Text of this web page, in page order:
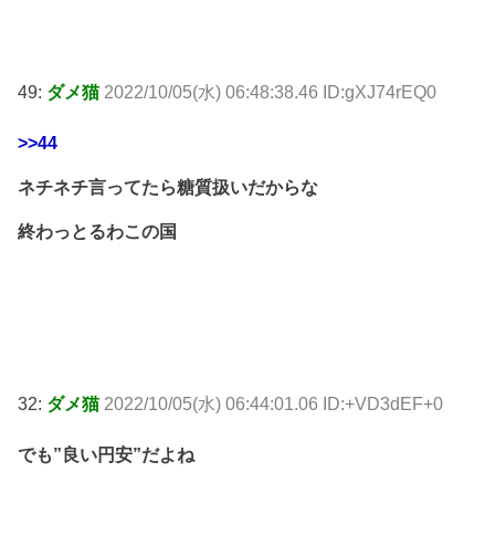
49: ダメ猫 2022/10/05(水) 06:48:38.46 ID:gXJ74rEQ0
>>44
ネチネチ言ってたら糖質扱いだからな
終わっとるわこの国
32: ダメ猫 2022/10/05(水) 06:44:01.06 ID:+VD3dEF+0
でも”良い円安”だよね